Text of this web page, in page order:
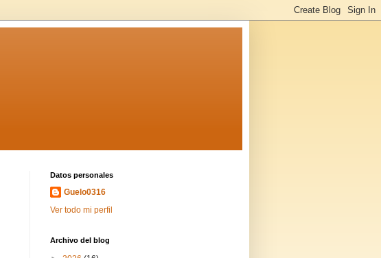
Datos personales
Guelo0316
Ver todo mi perfil
Archivo del blog